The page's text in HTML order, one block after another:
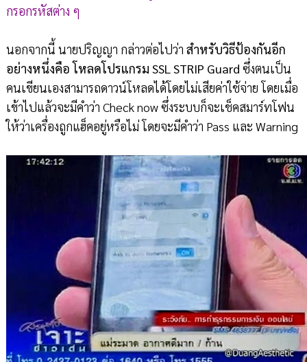
กรอกรหัสต่าง ๆ
นอกจากนี้ นายปริญญา กล่าวต่อไปว่า สำหรับวิธีป้องกันอีก
อย่างหนึ่งคือ โหลดโปรแกรม SSL STRIP Guard ซึ่งตนเป็น
คนเขียนเองสามารถดาวน์โหลดได้โดยไม่เสียค่าใช้จ่าย โดยเมื่อ
เข้าไปแล้วจะมีคำว่า Check now ซึ่งระบบก็จะเช็คสมาร์ทโฟน
ให้ว่าเครื่องถูกแฮ็คอยู่หรือไม่ โดยจะมีคำว่า Pass และ Warning